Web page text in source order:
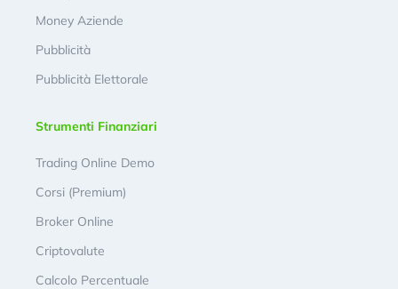
Money Aziende
Pubblicità
Pubblicità Elettorale
Strumenti Finanziari
Trading Online Demo
Corsi (Premium)
Broker Online
Criptovalute
Calcolo Percentuale